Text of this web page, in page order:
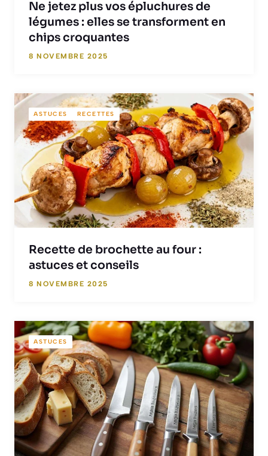
Ne jetez plus vos épluchures de
légumes : elles se transforment en
chips croquantes
8 NOVEMBRE 2025
ASTUCES RECETTES
Recette de brochette au four :
astuces et conseils
8 NOVEMBRE 2025
ASTUCES